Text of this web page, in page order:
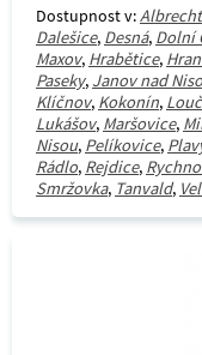
Dostupnost v:
Dalešice, Desná, Dolní
Maxov, Hrabětice,
Paseky, Janov nad
Klíčnov, Kokonín,
Lukášov, Maršovice,
Nisou, Pelíkovice,
Rádlo, Rejdice,
Smržovka, Tanvald,